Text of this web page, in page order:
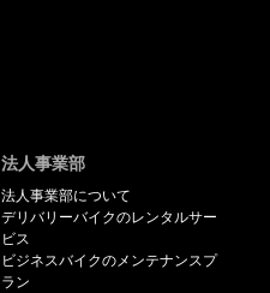
法人事業部
法人事業部について
デリバリーバイクのレンタルサー
ビス
ビジネスバイクのメンテナンスプ
ラン